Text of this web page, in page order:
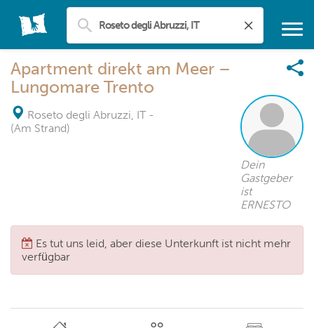
Apartment direkt am Meer –
Lungomare Trento
Roseto degli Abruzzi, IT -
(Am Strand)
Dein
Gastgeber
ist
ERNESTO
Es tut uns leid, aber diese Unterkunft ist nicht mehr
verfügbar